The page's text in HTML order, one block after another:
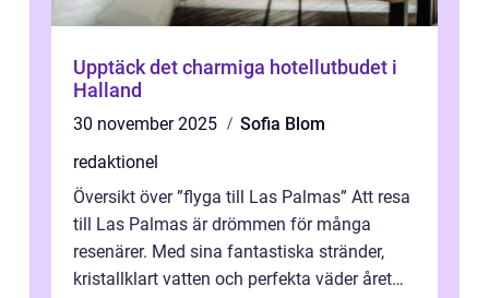
Upptäck det charmiga hotellutbudet i
Halland
30 november 2025
Sofia Blom
redaktionel
Översikt över ”flyga till Las Palmas” Att resa
till Las Palmas är drömmen för många
resenärer. Med sina fantastiska stränder,
kristallklart vatten och perfekta väder året